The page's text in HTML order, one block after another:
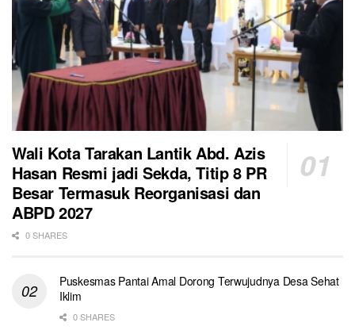
Wali Kota Tarakan Lantik Abd. Azis
Hasan Resmi jadi Sekda, Titip 8 PR
Besar Termasuk Reorganisasi dan
ABPD 2027
0 SHARES
Puskesmas Pantai Amal Dorong Terwujudnya Desa Sehat
Iklim
0 SHARES